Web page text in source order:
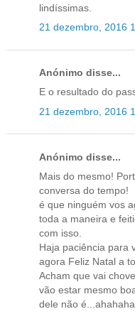
lindíssimas.
21 dezembro, 2016
Anónimo disse...
E o resultado do
21 dezembro, 2016
Anónimo disse...
Mais do mesmo!
conversa do tempo!
é que ninguém vos
toda a maneira e
com isso.
Haja paciência para
agora Feliz Natal a
Acham que vai
vão estar mesmo
dele não